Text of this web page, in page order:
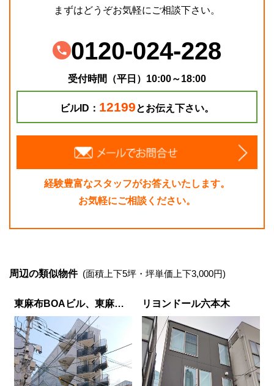
まずはどうぞお気軽にご相談下さい。
0120-024-228
受付時間（平日）10:00～18:00
ビルID： 12199とお伝え下さい。
経験豊富なスタッフがお答えいたします。
お気軽にご相談ください。
周辺の類似物件 (面積上下5坪・坪単価上下3,000円)